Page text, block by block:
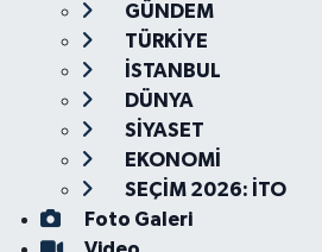
GÜNDEM
TÜRKİYE
İSTANBUL
DÜNYA
SİYASET
EKONOMİ
SEÇİM 2026: İTO
Foto Galeri